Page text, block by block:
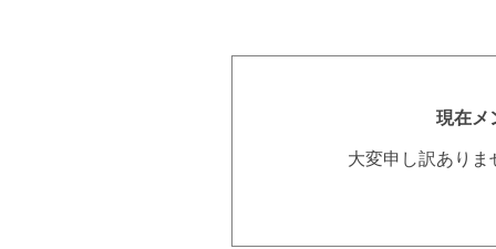
現在メ
大変申し訳あり